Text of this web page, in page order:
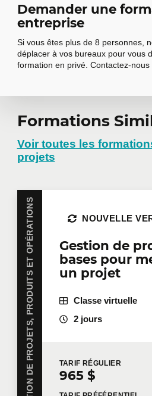
Demander une
entreprise
Si vous êtes plus de 8 personnes,
déplacer à vos bureaux pour vous
formation en privé. Contactez-nous
Demander
formation
Vous avez plusieurs
même formation? Que ce soit
vos bureaux ou à distance en
offrons des formations
besoins de votre équipe. Des
disponibles.Contactez-nous
demandez une soumission en
Prénom
Nom
Formations
Voir toutes les
projets
GESTION DE PROJETS, PRODUITS ET OPÉRATIONS
Gestion de
bases pour
un projet
NOUVELLE
Classe virtuelle
2 jours
TARIF RÉGULIER
965 $